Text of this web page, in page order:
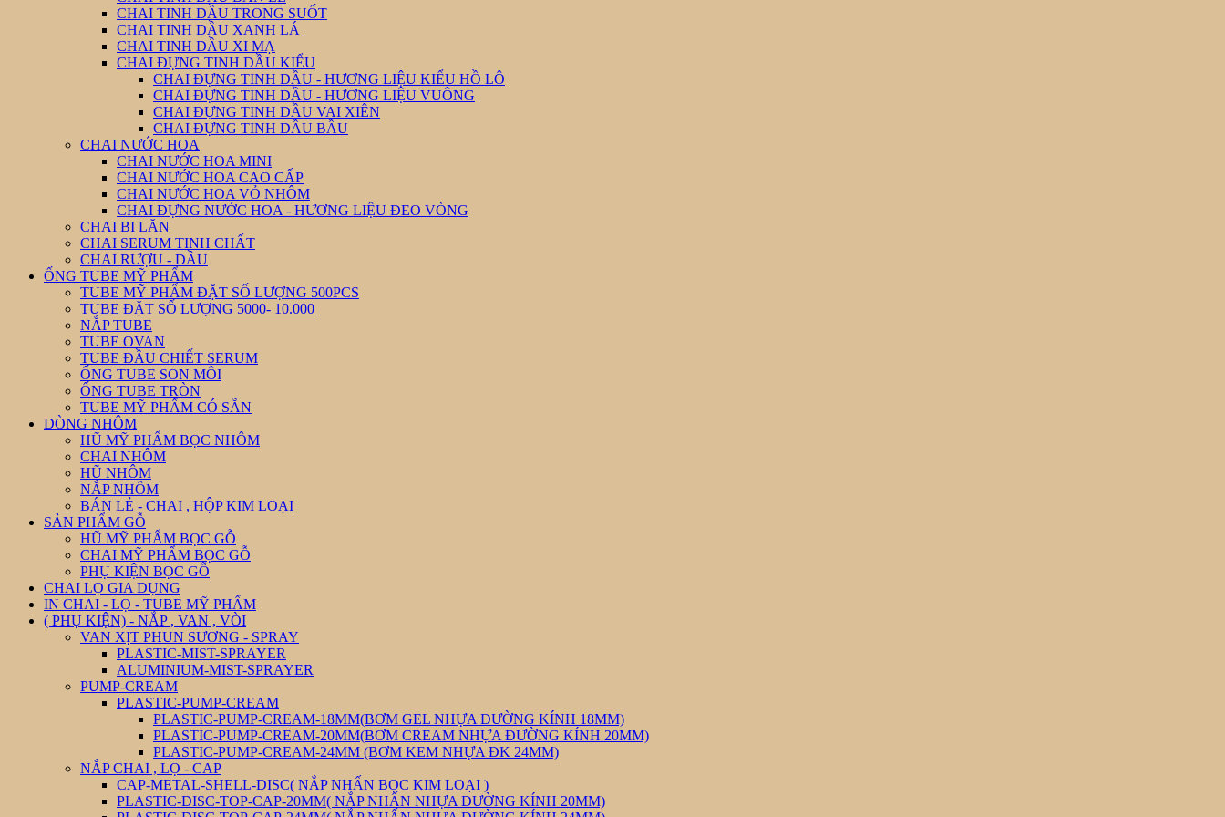
CHAI TINH DẦU TRONG SUỐT
CHAI TINH DẦU XANH LÁ
CHAI TINH DẦU XI MẠ
CHAI ĐỰNG TINH DẦU KIỂU
CHAI ĐỰNG TINH DẦU - HƯƠNG LIỆU KIỂU HỒ LÔ
CHAI ĐỰNG TINH DẦU - HƯƠNG LIỆU VUÔNG
CHAI ĐỰNG TINH DẦU VAI XIÊN
CHAI ĐỰNG TINH DẦU BẦU
CHAI NƯỚC HOA
CHAI NƯỚC HOA MINI
CHAI NƯỚC HOA CAO CẤP
CHAI NƯỚC HOA VỎ NHÔM
CHAI ĐỰNG NƯỚC HOA - HƯƠNG LIỆU ĐEO VÒNG
CHAI BI LĂN
CHAI SERUM TINH CHẤT
CHAI RƯỢU - DẦU
ỐNG TUBE MỸ PHẨM
TUBE MỸ PHẨM ĐẶT SỐ LƯỢNG 500PCS
TUBE ĐẶT SỐ LƯỢNG 5000- 10.000
NẮP TUBE
TUBE OVAN
TUBE ĐẦU CHIẾT SERUM
ỐNG TUBE SON MÔI
ỐNG TUBE TRÒN
TUBE MỸ PHẨM CÓ SẴN
DÒNG NHÔM
HŨ MỸ PHẨM BỌC NHÔM
CHAI NHÔM
HŨ NHÔM
NẮP NHÔM
BÁN LẺ - CHAI , HỘP KIM LOẠI
SẢN PHẨM GỖ
HŨ MỸ PHẨM BỌC GỖ
CHAI MỸ PHẨM BỌC GỖ
PHỤ KIỆN BỌC GỖ
CHAI LỌ GIA DỤNG
IN CHAI - LỌ - TUBE MỸ PHẨM
( PHỤ KIỆN) - NẮP , VAN , VÒI
VAN XỊT PHUN SƯƠNG - SPRAY
PLASTIC-MIST-SPRAYER
ALUMINIUM-MIST-SPRAYER
PUMP-CREAM
PLASTIC-PUMP-CREAM
PLASTIC-PUMP-CREAM-18MM(BƠM GEL NHỰA ĐƯỜNG KÍNH 18MM)
PLASTIC-PUMP-CREAM-20MM(BƠM CREAM NHỰA ĐƯỜNG KÍNH 20MM)
PLASTIC-PUMP-CREAM-24MM (BƠM KEM NHỰA ĐK 24MM)
NẮP CHAI , LỌ - CAP
CAP-METAL-SHELL-DISC( NẮP NHẤN BỌC KIM LOẠI )
PLASTIC-DISC-TOP-CAP-20MM( NẮP NHẤN NHỰA ĐƯỜNG KÍNH 20MM)